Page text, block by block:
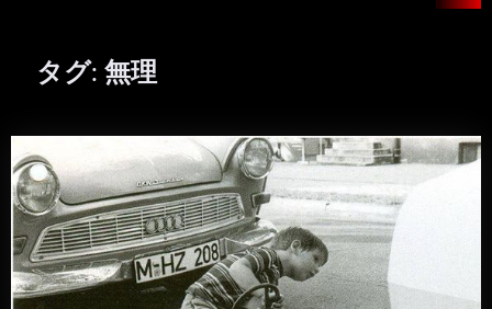
タグ: 無理